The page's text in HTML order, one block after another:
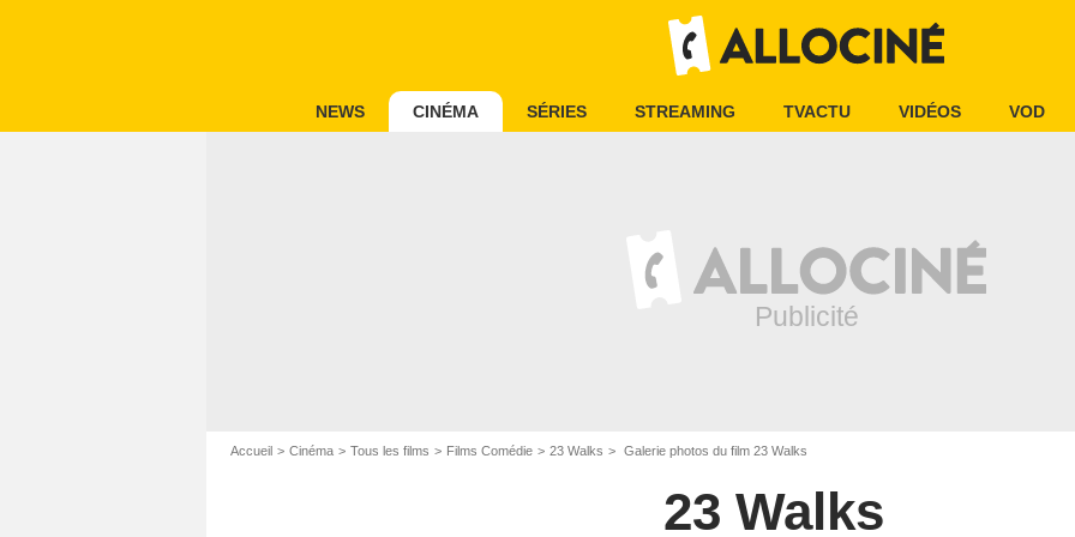
NEWS CINÉMA SÉRIES STREAMING TVACTU VIDÉOS VOD
Accueil Cinéma Tous les films Films Comédie 23 Walks Galerie photos du film 23 Walks
23 Walks